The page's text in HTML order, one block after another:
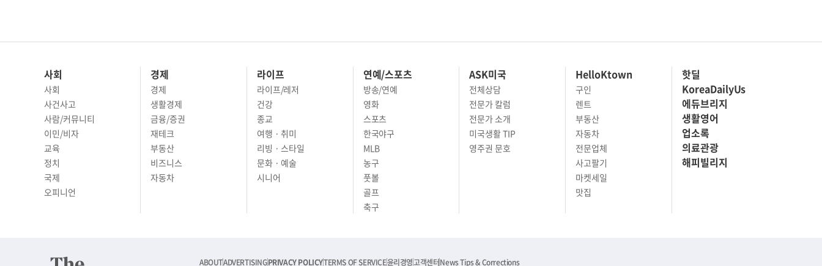
사회
사회
사건사고
사람/커뮤니티
이민/비자
교육
정치
국제
오피니언
경제
경제
생활경제
금융/증권
재테크
부동산
비즈니스
자동차
라이프
라이프/레저
건강
종교
여행 · 취미
리빙 · 스타일
문화 · 예술
시니어
연예/스포츠
방송/연예
영화
스포츠
한국야구
MLB
농구
풋볼
골프
축구
ASK미국
전체상담
전문가 칼럼
전문가 소개
미국생활 TIP
영주권 문호
HelloKtown
구인
렌트
부동산
자동차
전문업체
사고팔기
마켓세일
맛집
핫딜
KoreaDailyUs
에듀브리지
생활영어
업소록
의료관광
해피빌리지
ABOUTADVERTISINGPRIVACY POLICYTERMS OF SERVICE윤리경영고객센터News Tips & Corrections